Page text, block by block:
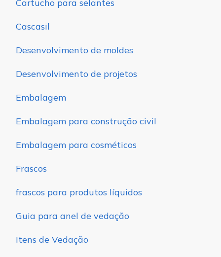
Cartucho para selantes
Cascasil
Desenvolvimento de moldes
Desenvolvimento de projetos
Embalagem
Embalagem para construção civil
Embalagem para cosméticos
Frascos
frascos para produtos líquidos
Guia para anel de vedação
Itens de Vedação